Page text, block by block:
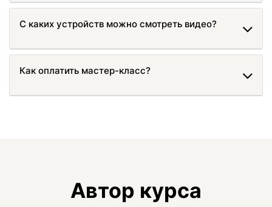
С каких устройств можно смотреть видео?
Как оплатить мастер-класс?
Автор курса